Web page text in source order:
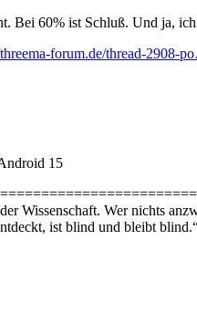
Bei 60% ist Schluß. Und ja,
forum.de/thread-2908-
15
Wissenschaft. Wer nichts
ist blind und bleibt